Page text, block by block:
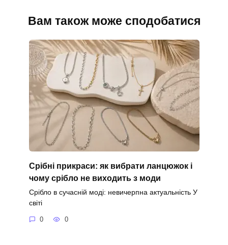
Вам також може сподобатися
Срібні прикраси: як вибрати ланцюжок і
чому срібло не виходить з моди
Срібло в сучасній моді: невичерпна актуальність У
світі
0 0